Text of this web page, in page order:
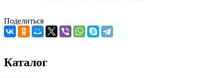
Поделиться
Каталог